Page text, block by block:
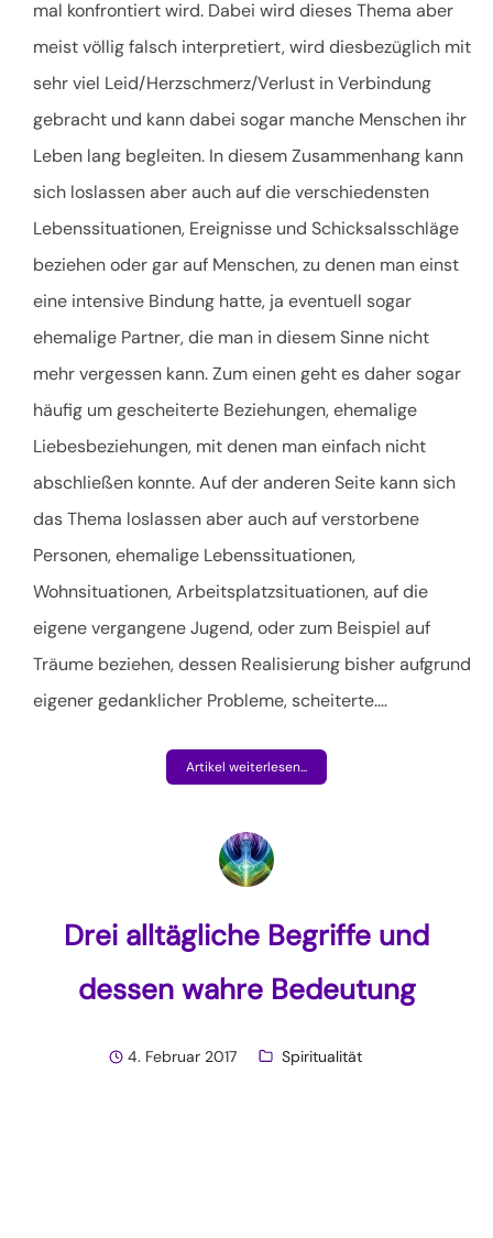
mal konfrontiert wird. Dabei wird dieses Thema aber
meist völlig falsch interpretiert, wird diesbezüglich mit
sehr viel Leid/Herzschmerz/Verlust in Verbindung
gebracht und kann dabei sogar manche Menschen ihr
Leben lang begleiten. In diesem Zusammenhang kann
sich loslassen aber auch auf die verschiedensten
Lebenssituationen, Ereignisse und Schicksalsschläge
beziehen oder gar auf Menschen, zu denen man einst
eine intensive Bindung hatte, ja eventuell sogar
ehemalige Partner, die man in diesem Sinne nicht
mehr vergessen kann. Zum einen geht es daher sogar
häufig um gescheiterte Beziehungen, ehemalige
Liebesbeziehungen, mit denen man einfach nicht
abschließen konnte. Auf der anderen Seite kann sich
das Thema loslassen aber auch auf verstorbene
Personen, ehemalige Lebenssituationen,
Wohnsituationen, Arbeitsplatzsituationen, auf die
eigene vergangene Jugend, oder zum Beispiel auf
Träume beziehen, dessen Realisierung bisher aufgrund
eigener gedanklicher Probleme, scheiterte.…
Artikel weiterlesen...
Drei alltägliche Begriffe und
dessen wahre Bedeutung
4. Februar 2017 Spiritualität